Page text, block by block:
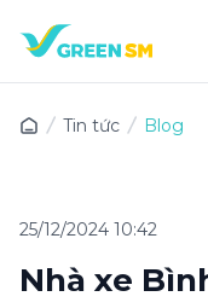
Tin tức Blog
25/12/2024 10:42
Nhà xe